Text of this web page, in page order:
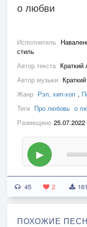
о любви
Исполнитель
стиль
Автор текста Краткий
Автор музыки
Жанр Рэп, хип-хоп ,
Теги Про любовь о
Размещено 25.07.2022
▶
45 2 161
ПОХОЖИЕ